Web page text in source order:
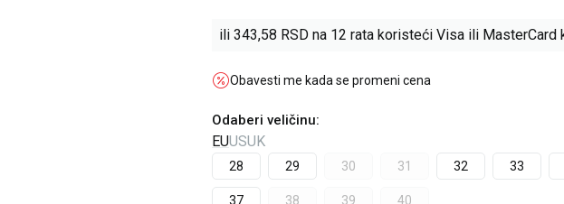
ili 343,58 RSD na 12 rata koristeći Visa ili MasterCard
Obavesti me kada se promeni cena
Odaberi veličinu:
EUUSUK
28
29 30 31 32 33
37 38 39 40